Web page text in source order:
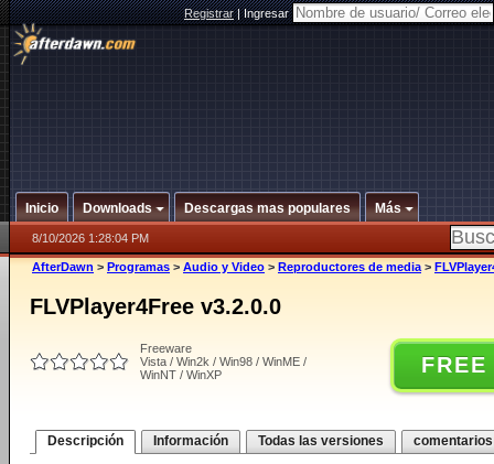
Registrar|Ingresar
Inicio Downloads Descargas mas populares Más
8/10/2026 1:28:04 PM
AfterDawn > Programas > Audio y Video > Reproductores de media >
FLVPlayer4Free v3.2.0.0
Freeware
Vista / Win2k / Win98 / WinME /
WinNT / WinXP
Descripción Información Todas las versiones comentarios